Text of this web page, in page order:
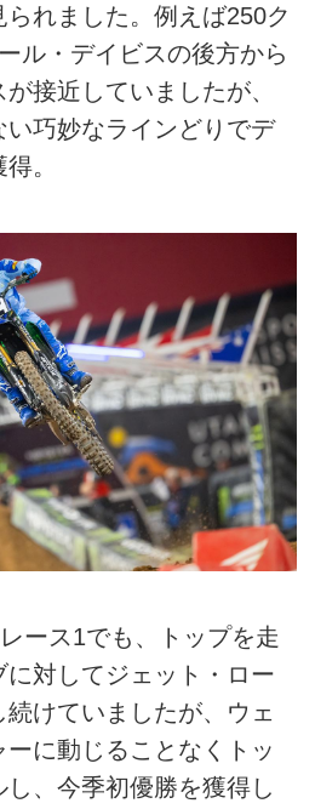
れました。例えば250ク
ル・デイビスの後方から
接近していましたが、
巧妙なラインどりでデ
。
ース1でも、トップを走
対してジェット・ロー
けていましたが、ウェ
に動じることなくトッ
、今季初優勝を獲得し